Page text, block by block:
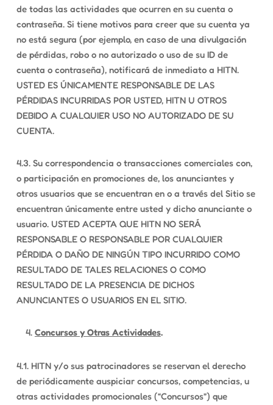
de todas las actividades que ocurren en su cuenta o
contraseña. Si tiene motivos para creer que su cuenta ya
no está segura (por ejemplo, en caso de una divulgación
de pérdidas, robo o no autorizado o uso de su ID de
cuenta o contraseña), notificará de inmediato a HITN.
USTED ES ÚNICAMENTE RESPONSABLE DE LAS
PÉRDIDAS INCURRIDAS POR USTED, HITN U OTROS
DEBIDO A CUALQUIER USO NO AUTORIZADO DE SU
CUENTA.
4.3. Su correspondencia o transacciones comerciales con,
o participación en promociones de, los anunciantes y
otros usuarios que se encuentran en o a través del Sitio se
encuentran únicamente entre usted y dicho anunciante o
usuario. USTED ACEPTA QUE HITN NO SERÁ
RESPONSABLE O RESPONSABLE POR CUALQUIER
PÉRDIDA O DAÑO DE NINGÚN TIPO INCURRIDO COMO
RESULTADO DE TALES RELACIONES O COMO
RESULTADO DE LA PRESENCIA DE DICHOS
ANUNCIANTES O USUARIOS EN EL SITIO.
Concursos y Otras Actividades.
4.1. HITN y/o sus patrocinadores se reservan el derecho
de periódicamente auspiciar concursos, competencias, u
otras actividades promocionales (“Concursos”) que